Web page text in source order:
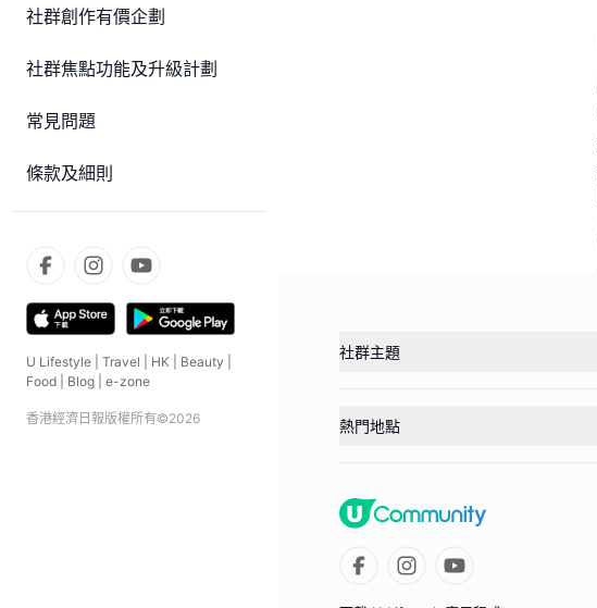
社群創作有價企劃
社群焦點功能及升級計劃
常見問題
條款及細則
U Lifestyle Travel HK Beauty
Food
Blog e-zone
香港經濟日報版權所有©2026
社群主題
熱門地點